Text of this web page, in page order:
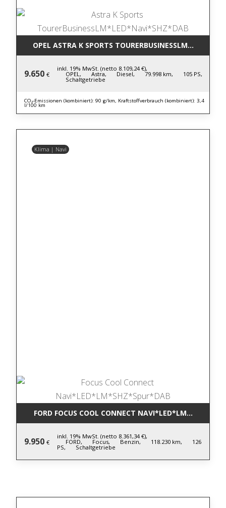
OPEL ASTRA K SPORTS
9.650 €
inkl. 19% MwSt. (netto 8.109,24 €),
OPEL, Astra, Diesel, 79.998 km, 105 PS,
Schaltgetriebe
CO₂-Emissionen (kombiniert): 90 g/km, Kraftstoffverbrauch (kombiniert): 3,4
l/100 km
Klima | Navi
FORD FOCUS COOL CONNECT
9.950 €
inkl. 19% MwSt. (netto 8.361,34 €),
FORD, Focus, Benzin, 118.230 km, 126
PS, Schaltgetriebe